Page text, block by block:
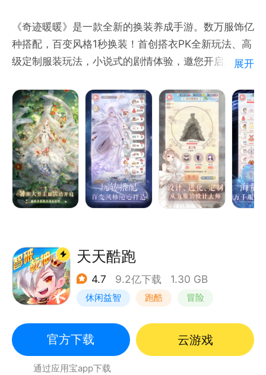
《大王别抓我》烈焰重燃，追逐升级！全新暗星"阿卡
德"即将踏月登场！
《奇迹暖暖》是一款全新的换装养成手游。数万服饰亿
种搭配，百变风格1秒换装！首创搭衣PK全新玩法、高
级定制服装玩法，小说式的剧情体验，邀您开启服饰搭
展开
天天酷跑
4.7 9.2亿下载 1.30 GB
休闲益智 跑酷 冒险
萌系
官方下载 云游戏
通过应用宝app下载